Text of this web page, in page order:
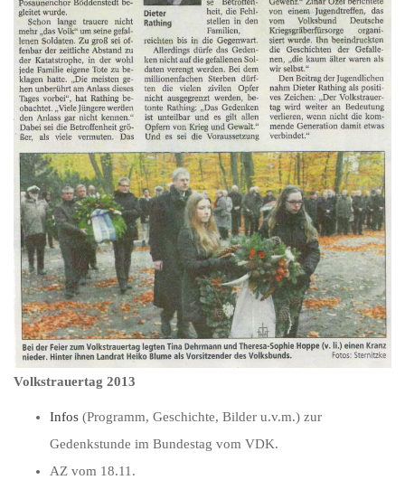
Volkstrauertag 2013
Infos (Programm, Geschichte, Bilder u.v.m.) zur
Gedenkstunde im Bundestag vom VDK.
AZ vom 18.11.